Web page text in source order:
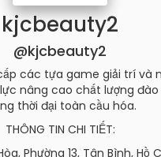
kjcbeauty2
@kjcbeauty2
các tựa game giải trí
nâng cao chất lượng
thời đại toàn cầu hóa.
THÔNG TIN CHI TIẾT:
Phường 13, Tân Bình, Hồ